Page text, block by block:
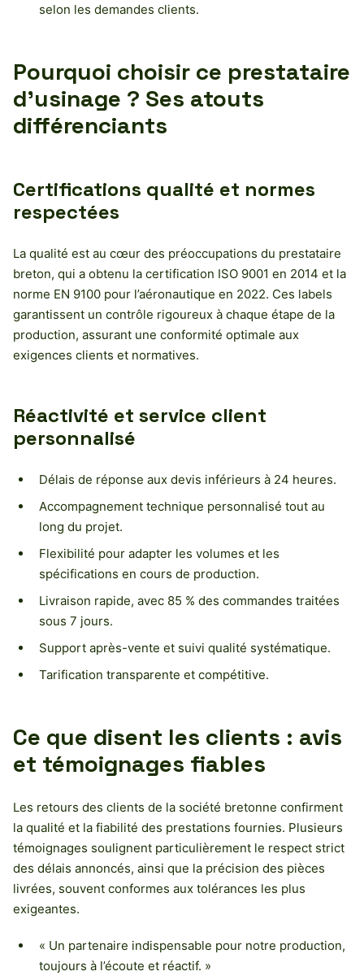
selon les demandes clients.
Pourquoi choisir ce prestataire
d’usinage ? Ses atouts
différenciants
Certifications qualité et normes
respectées
La qualité est au cœur des préoccupations du prestataire
breton, qui a obtenu la certification ISO 9001 en 2014 et la
norme EN 9100 pour l’aéronautique en 2022. Ces labels
garantissent un contrôle rigoureux à chaque étape de la
production, assurant une conformité optimale aux
exigences clients et normatives.
Réactivité et service client
personnalisé
Délais de réponse aux devis inférieurs à 24 heures.
Accompagnement technique personnalisé tout au
long du projet.
Flexibilité pour adapter les volumes et les
spécifications en cours de production.
Livraison rapide, avec 85 % des commandes traitées
sous 7 jours.
Support après-vente et suivi qualité systématique.
Tarification transparente et compétitive.
Ce que disent les clients : avis
et témoignages fiables
Les retours des clients de la société bretonne confirment
la qualité et la fiabilité des prestations fournies. Plusieurs
témoignages soulignent particulièrement le respect strict
des délais annoncés, ainsi que la précision des pièces
livrées, souvent conformes aux tolérances les plus
exigeantes.
« Un partenaire indispensable pour notre production,
toujours à l’écoute et réactif. »